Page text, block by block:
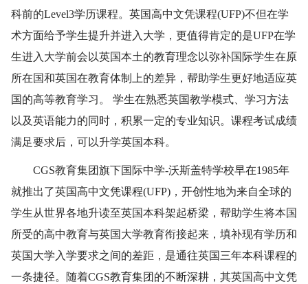
科前的Level3学历课程。英国高中文凭课程(UFP)不但在学
术方面给予学生提升并进入大学，更值得肯定的是UFP在学
生进入大学前会以英国本土的教育理念以弥补国际学生在原
所在国和英国在教育体制上的差异，帮助学生更好地适应英
国的高等教育学习。 学生在熟悉英国教学模式、学习方法
以及英语能力的同时，积累一定的专业知识。课程考试成绩
满足要求后，可以升学英国本科。
CGS教育集团旗下国际中学-沃斯盖特学校早在1985年
就推出了英国高中文凭课程(UFP)，开创性地为来自全球的
学生从世界各地升读至英国本科架起桥梁，帮助学生将本国
所受的高中教育与英国大学教育衔接起来，填补现有学历和
英国大学入学要求之间的差距，是通往英国三年本科课程的
一条捷径。随着CGS教育集团的不断深耕，其英国高中文凭